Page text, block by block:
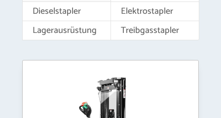
Dieselstapler
Elektrostapler
Lagerausrüstung
Treibgasstapler